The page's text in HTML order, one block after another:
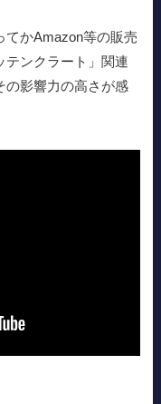
てかAmazon等の販売
テンクラート」関連
の影響力の高さが感